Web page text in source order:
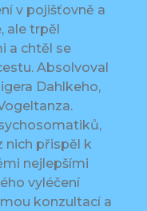
v pojišťovně a
ale trpěl
a chtěl se
Absolvoval
Dahlkeho,
nich přispěl k
nejlepšími
vyléčení
konzultací a